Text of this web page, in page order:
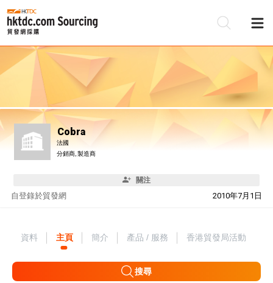
Cobra
法國
分銷商, 製造商
關注
自 2010年7月1日
登錄於貿發網
資料 主頁 簡介 產品 / 服務 香港貿發局活動
搜尋